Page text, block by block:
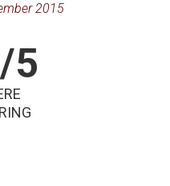
2015
5